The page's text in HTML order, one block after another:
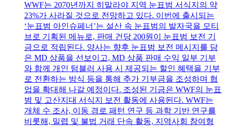
WWF는 2070년까지 히말라야 지역 눈표범 서식지의 약
23%가 사라질 것으로 전망하고 있다. 이번에 출시되는
‘눈표범 아인슈페너’는 설산 속 눈표범의 발자국을 모티
브로 기획된 메뉴로, 판매 건당 200원이 눈표범 보전 기
금으로 적립된다. 양사는 향후 눈표범 보전 메시지를 담
은 MD 상품을 선보이고, MD 상품 판매 수익 일부 기부
와 함께 개인 텀블러 사용 시 제공되는 할인 혜택을 기부
로 전환하는 방식 등을 통해 추가 기부금을 조성하며 협
업을 확대해 나갈 예정이다. 조성된 기금은 WWF의 눈표
범 및 고산지대 서식지 보전 활동에 사용된다. WWF는
개체 수 조사, 이동 경로 패턴 연구 등 과학 기반 연구를
비롯해, 밀렵 및 불법 거래 단속 활동, 지역사회 참여형